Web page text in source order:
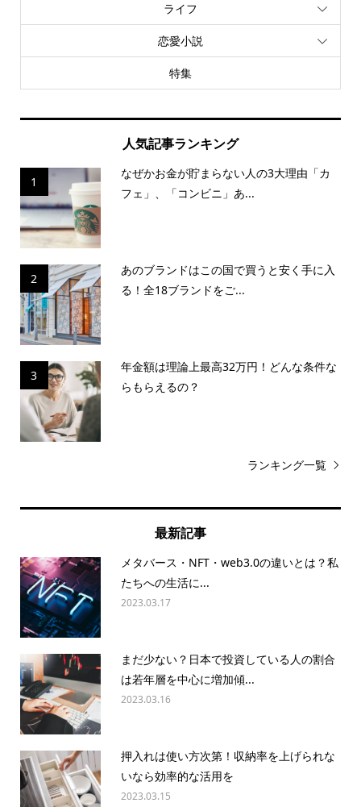
ライフ
恋愛小説
特集
人気記事ランキング
1
なぜかお金が貯まらない人の3大理由「カ
フェ」、「コンビニ」あ...
2
あのブランドはこの国で買うと安く手に入
る！全18ブランドをご...
3
年金額は理論上最高32万円！どんな条件な
らもらえるの？
ランキング一覧
最新記事
メタバース・NFT・web3.0の違いとは？私
たちへの生活に...
2023.03.17
まだ少ない？日本で投資している人の割合
は若年層を中心に増加傾...
2023.03.16
押入れは使い方次第！収納率を上げられな
いなら効率的な活用を
2023.03.15